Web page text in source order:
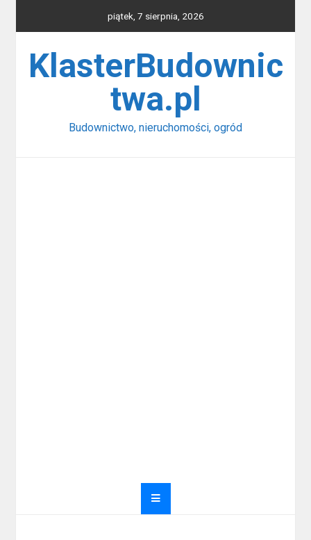
piątek, 7 sierpnia, 2026
KlasterBudownic
twa.pl
Budownictwo, nieruchomości, ogród